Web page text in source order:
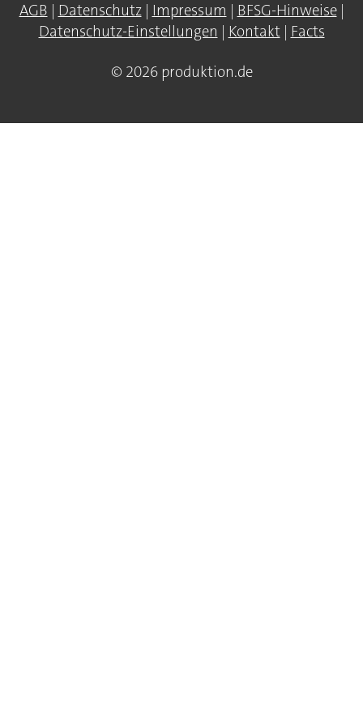
AGB | Datenschutz| Impressum | BFSG-Hinweise|
Datenschutz-Einstellungen | Kontakt| Facts
© 2026 produktion.de